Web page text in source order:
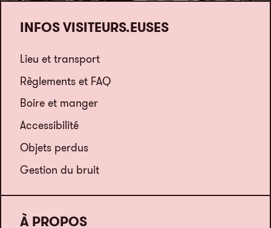
INFOS VISITEURS.EUSES
Lieu et transport
Règlements et FAQ
Boire et manger
Accessibilité
Objets perdus
Gestion du bruit
À PROPOS